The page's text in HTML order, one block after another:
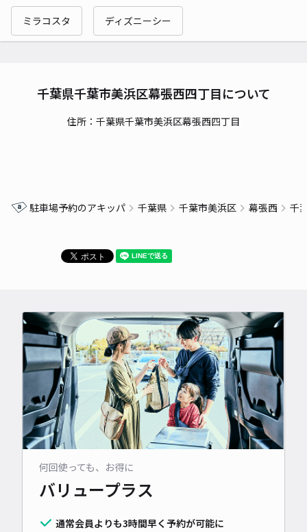
ミラコスタ ディズニーシー
千葉県千葉市美浜区幕張西四丁目について
住所：千葉県千葉市美浜区幕張西四丁目
駐車場予約のアキッパ 千葉県 千葉市美浜区 幕張西 千
何回使っても、お得に
バリュープラス
通常会員よりも3時間早く予約が可能に